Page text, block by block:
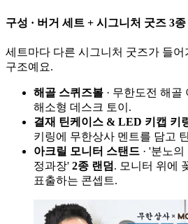
구성 · 버거 세트 + 시그니처 굿즈 3종
세트마다 다른 시그니처 굿즈가 들
구조예요.
해골 스퀴즈볼 · 무한도전 해골
해소형 데스크 토이.
결재 틴케이스 & LED 키캡 키
키링에 무한상사 멘트를 담고
아크릴 모니터 스탠드 · '분노
정과장' 2종 랜덤. 모니터 위에
표출하는 콘셉트.